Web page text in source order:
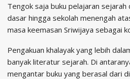
Tengok saja buku pelajaran sejarah
dasar hingga sekolah menengah
masa keemasan Sriwijaya sebagai
Pengakuan khalayak yang lebih
banyak literatur sejarah. Di
mengantar buku yang berasal dari